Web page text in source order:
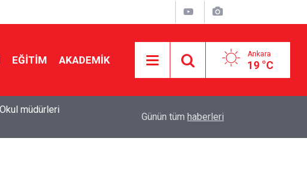
EĞİTİM AKADEMİK Ankara
19 °C
Ücretli öğretmenlere kadro yok! Bakan Tekin
Günün tüm haberleri